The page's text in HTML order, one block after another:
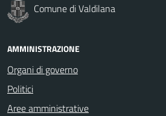
Comune di Valdilana
AMMINISTRAZIONE
Organi di governo
Politici
Aree amministrative